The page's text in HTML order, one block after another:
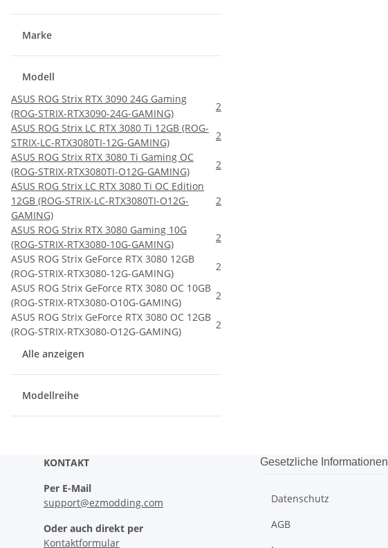
Marke
Modell
ASUS ROG Strix RTX 3090 24G Gaming
(ROG-STRIX-RTX3090-24G-GAMING)
2
ASUS ROG Strix LC RTX 3080 Ti 12GB (ROG-
STRIX-LC-RTX3080TI-12G-GAMING)
2
ASUS ROG Strix RTX 3080 Ti Gaming OC
(ROG-STRIX-RTX3080TI-O12G-GAMING)
2
ASUS ROG Strix LC RTX 3080 Ti OC Edition
12GB (ROG-STRIX-LC-RTX3080TI-O12G-
GAMING)
2
ASUS ROG Strix RTX 3080 Gaming 10G
(ROG-STRIX-RTX3080-10G-GAMING)
2
ASUS ROG Strix GeForce RTX 3080 12GB
(ROG-STRIX-RTX3080-12G-GAMING)
2
ASUS ROG Strix GeForce RTX 3080 OC 10GB
(ROG-STRIX-RTX3080-O10G-GAMING)
2
ASUS ROG Strix GeForce RTX 3080 OC 12GB
(ROG-STRIX-RTX3080-O12G-GAMING)
2
Alle anzeigen
Modellreihe
KONTAKT
Per E-Mail
support@ezmodding.com
Oder auch direkt per
Kontaktformular
Gesetzliche Informationen
Datenschutz
AGB